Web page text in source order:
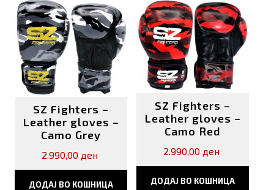
SZ Fighters –
Leather gloves –
Camo Grey
2.990,00 ден
ДОДАЈ ВО КОШНИЦА
SZ Fighters –
Leather gloves –
Camo Red
2.990,00 ден
ДОДАЈ ВО КОШНИЦА